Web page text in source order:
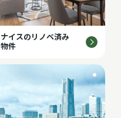
ナイスのリノベ済み
物件